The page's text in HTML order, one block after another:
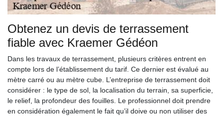
Obtenez un devis de terrassement
fiable avec Kraemer Gédéon
Dans les travaux de terrassement, plusieurs critères entrent en
compte lors de l’établissement du tarif. Ce dernier est évalué au
mètre carré ou au mètre cube. L’entreprise de terrassement doit
considérer : le type de sol, la localisation du terrain, sa superficie,
le relief, la profondeur des fouilles. Le professionnel doit prendre
en considération également le fait qu’il doive ou non utiliser des